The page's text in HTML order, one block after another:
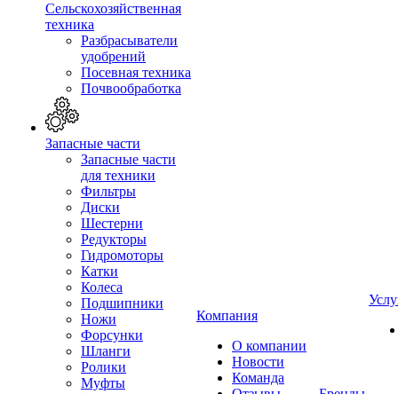
Сельскохозяйственная
техника
Разбрасыватели
удобрений
Посевная техника
Почвообработка
Запасные части
Запасные части
для техники
Фильтры
Диски
Шестерни
Редукторы
Гидромоторы
Катки
Колеса
Подшипники
Ножи
Форсунки
Шланги
Ролики
Муфты
Компания
О компании
Новости
Команда